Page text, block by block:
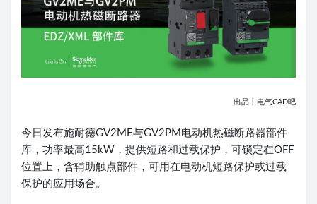
出品丨电气CAD吧
今日发布施耐德GV2ME与GV2PM电动机热磁断路器部件
库，功率最高15kW，提供短路和过载保护，可锁定在OFF
位置上，含辅助触点部件，可用在电动机短路保护或过载
保护的应用场合。